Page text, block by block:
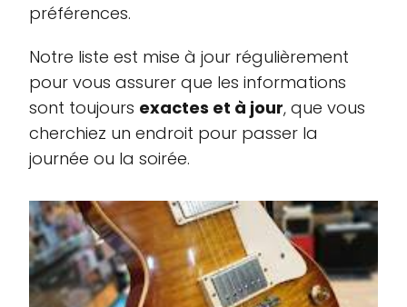
préférences.
Notre liste est mise à jour régulièrement
pour vous assurer que les informations
sont toujours exactes et à jour, que vous
cherchiez un endroit pour passer la
journée ou la soirée.